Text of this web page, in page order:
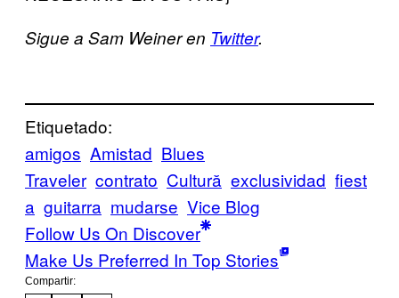
Sigue a Sam Weiner en Twitter.
Etiquetado:
amigos Amistad Blues
Traveler contrato Cultură exclusividad fiest
a guitarra mudarse Vice Blog
Follow Us On Discover
Make Us Preferred In Top Stories
Compartir: